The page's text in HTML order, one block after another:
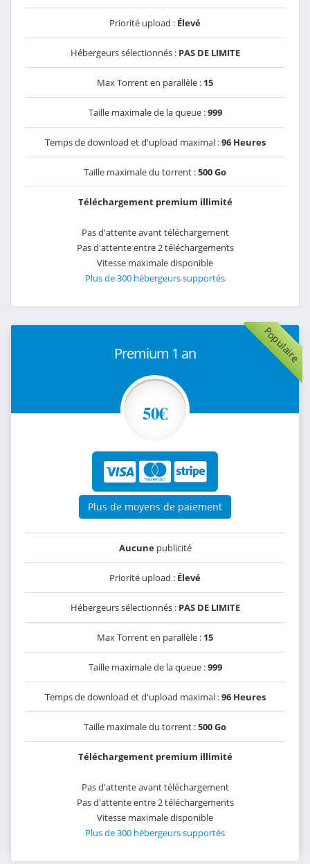
Priorité upload : Élevé
Hébergeurs sélectionnés : PAS DE LIMITE
Max Torrent en parallèle : 15
Taille maximale de la queue :999
Temps de download et d'upload maximal :96 Heures
Taille maximale du torrent :500 Go
Téléchargement premium illimité
Pas d'attente avant téléchargement
Pas d'attente entre 2 téléchargements
Vitesse maximale disponible
Plus de 300 hébergeurs supportés
Populaire
Premium 1 an
50€
Plus de moyens de paiement
Aucunepublicité
Priorité upload : Élevé
Hébergeurs sélectionnés : PAS DE LIMITE
Max Torrent en parallèle : 15
Taille maximale de la queue :999
Temps de download et d'upload maximal :96 Heures
Taille maximale du torrent :500 Go
Téléchargement premium illimité
Pas d'attente avant téléchargement
Pas d'attente entre 2 téléchargements
Vitesse maximale disponible
Plus de 300 hébergeurs supportés